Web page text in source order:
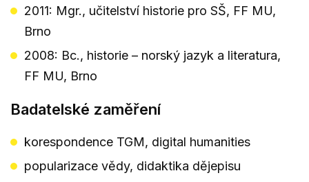
2011: Mgr., učitelství historie pro SŠ, FF MU,
Brno
2008: Bc., historie – norský jazyk a literatura,
FF MU, Brno
Badatelské zaměření
korespondence TGM, digital humanities
popularizace vědy, didaktika dějepisu